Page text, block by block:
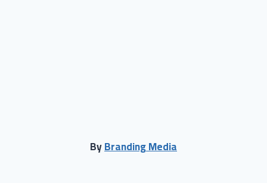
ByBranding Media